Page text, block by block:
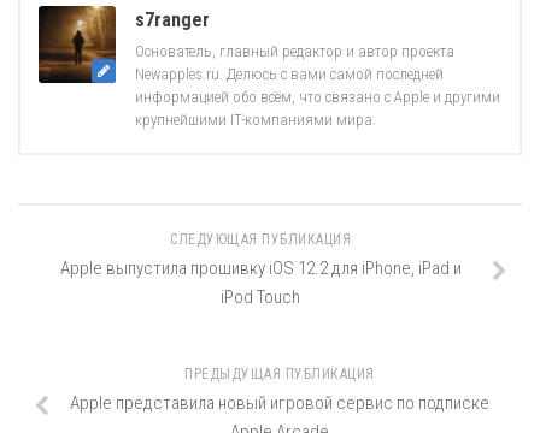
s7ranger
Основатель, главный редактор и автор проекта
Newapples.ru. Делюсь с вами самой последней
информацией обо всём, что связано с Apple и другими
крупнейшими IT-компаниями мира.
СЛЕДУЮЩАЯ ПУБЛИКАЦИЯ
Apple выпустила прошивку iOS 12.2 для iPhone, iPad и
iPod Touch
ПРЕДЫДУЩАЯ ПУБЛИКАЦИЯ
Apple представила новый игровой сервис по подписке